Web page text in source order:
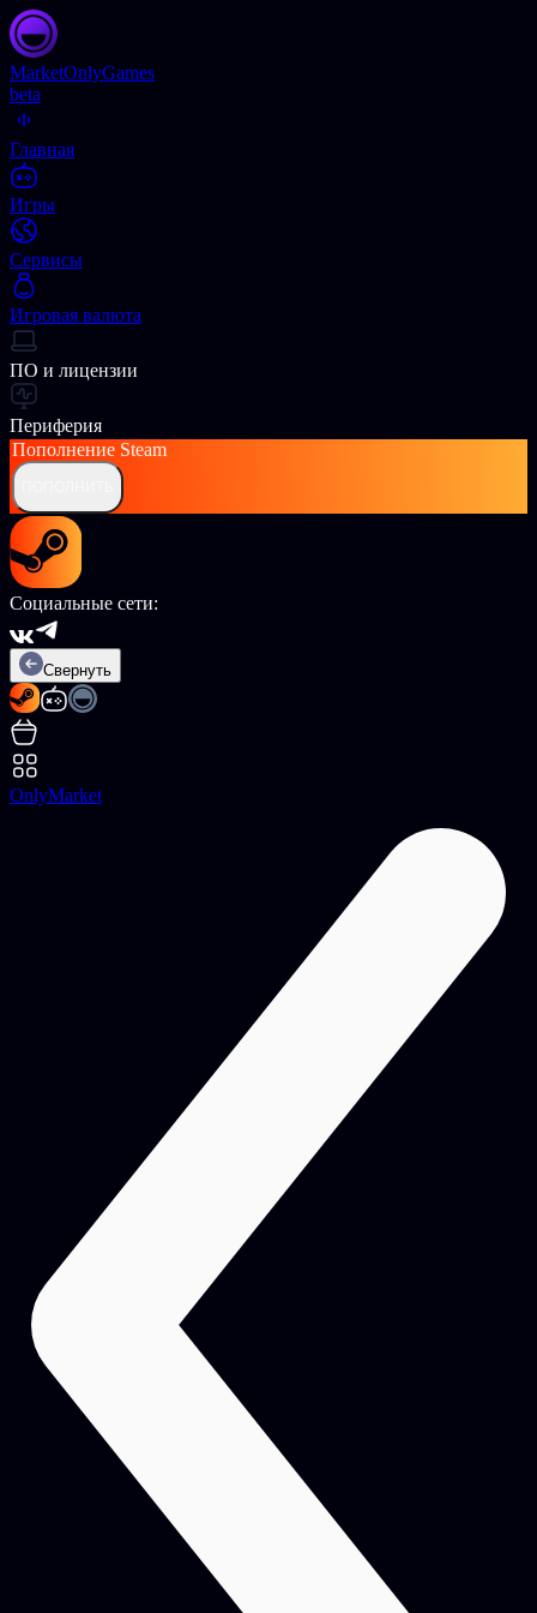
MarketOnlyGames
beta
Главная
Игры
Сервисы
Игровая валюта
ПО и лицензии
Периферия
Пополнение Steam
Социальные сети:
Свернуть
OnlyMarket